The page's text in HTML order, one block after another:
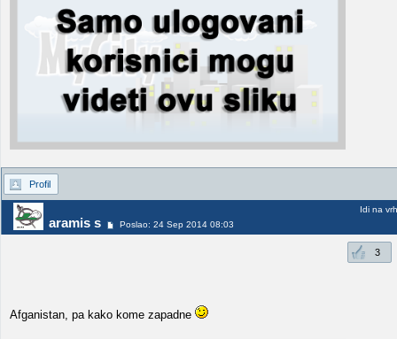
Profil
aramis s Poslao: 24 Sep 2014 08:03
Idi na vrh
3
Afganistan, pa kako kome zapadne